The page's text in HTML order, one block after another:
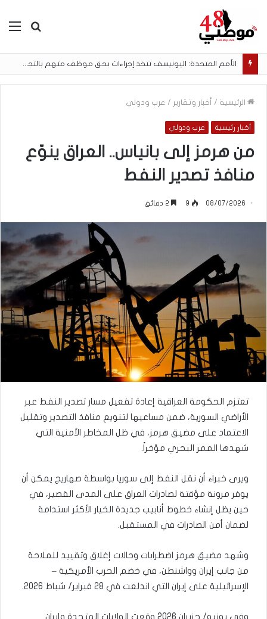
بحث
الرئيسية / أخبار وتقارير / عرب ودولي
أخبار رئيسية عرب ودولي
من هرمز إلى بانياس.. العراق ينوّع
منافذ تصدير النفط
08/07/2026
9
تعتزم الحكومة العراقية إعادة تفعيل مسار تصدير النفط عبر
الأراضي السورية، ضمن مساعيها لتنويع منافذ التصدير وتقليل
الاعتماد على مضيق هرمز، في ظل المخاطر الأمنية التي
شهدها الممر البحري مؤخراً.
ويرى خبراء أن نقل النفط إلى سوريا بواسطة صهاريج يمكن أن
يوفر مرونة مؤقتة لصادرات العراق على المدى القصير، في
حين يظل إنشاء خطوط أنابيب جديدة الخيار الأكثر استدامة
لضمان أمن الصادرات في المستقبل.
وشهد مضيق هرمز اضطرابات وحالات إغلاق وتقييد للملاحة
من جانب إيران وواشنطن، في خضم الحرب الأمريكية –
الإسرائيلية على إيران التي اندلعت في 28 فبراير/ شباط 2026.
وفي يونيو/ حزيران 2026 وقعت الولايات المتحدة وإيران